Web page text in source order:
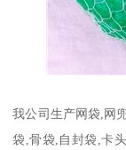
我公司生产网袋,网
袋,骨袋,自封袋,卡